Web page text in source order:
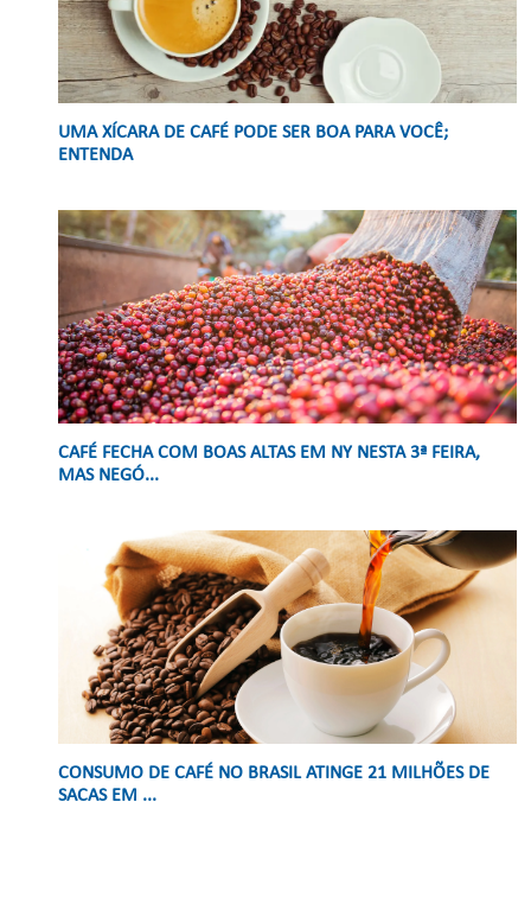
UMA XÍCARA DE CAFÉ PODE SER BOA PARA VOCÊ;
ENTENDA
CAFÉ FECHA COM BOAS ALTAS EM NY NESTA 3ª FEIRA,
MAS NEGÓ...
CONSUMO DE CAFÉ NO BRASIL ATINGE 21 MILHÕES DE
SACAS EM ...